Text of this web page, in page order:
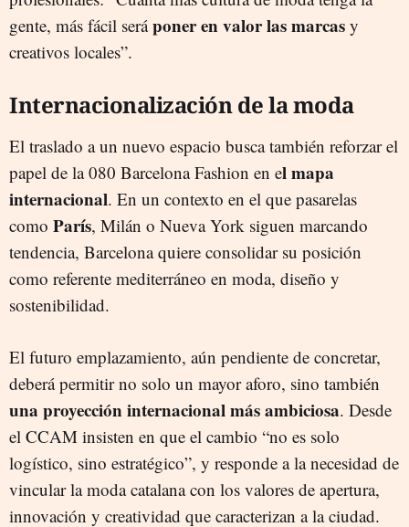
gente, más fácil seráponer en valor las marcas y
creativos locales”.
Internacionalización de la moda
El traslado a un nuevo espacio busca también reforzar el
papel de la 080 Barcelona Fashion en el mapa
internacional. En un contexto en el que pasarelas
como París, Milán o Nueva York siguen marcando
tendencia, Barcelona quiere consolidar su posición
como referente mediterráneo en moda, diseño y
sostenibilidad.
El futuro emplazamiento, aún pendiente de concretar,
deberá permitir no solo un mayor aforo, sino también
una proyección internacional más ambiciosa. Desde
el CCAM insisten en que el cambio “no es solo
logístico, sino estratégico”, y responde a la necesidad de
vincular la moda catalana con los valores de apertura,
innovación y creatividad que caracterizan a la ciudad.